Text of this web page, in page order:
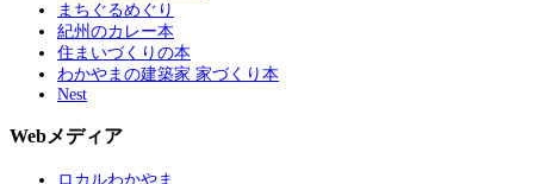
まちぐるめぐり
紀州のカレー本
住まいづくりの本
わかやまの建築家 家づくり本
Nest
Webメディア
ロカルわかやま